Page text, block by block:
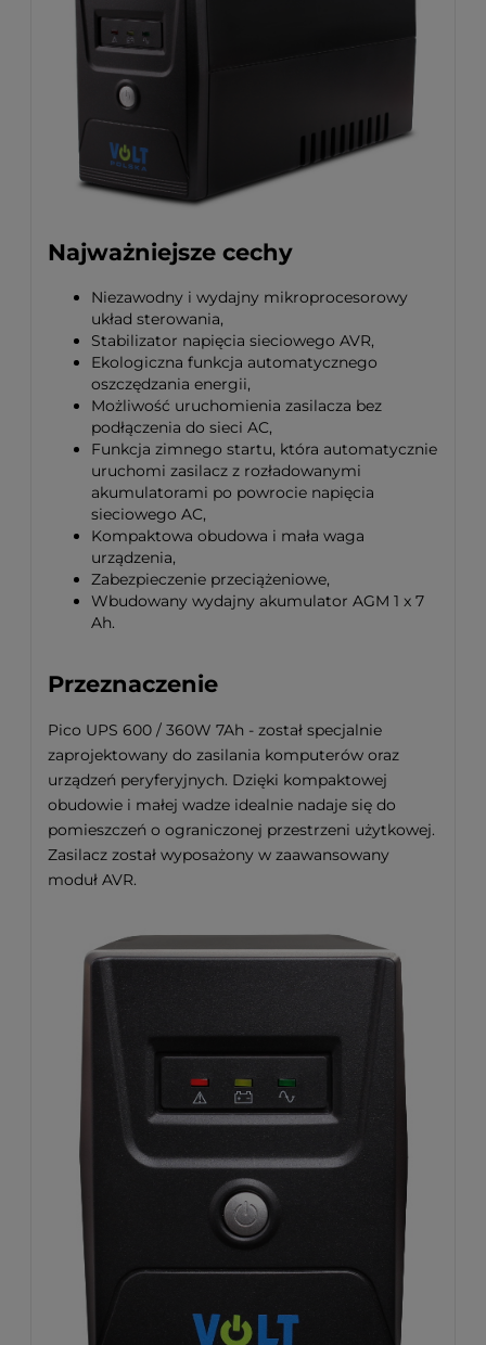
Najważniejsze cechy
Niezawodny i wydajny mikroprocesorowy
układ sterowania,
Stabilizator napięcia sieciowego AVR,
Ekologiczna funkcja automatycznego
oszczędzania energii,
Możliwość uruchomienia zasilacza bez
podłączenia do sieci AC,
Funkcja zimnego startu, która automatycznie
uruchomi zasilacz z rozładowanymi
akumulatorami po powrocie napięcia
sieciowego AC,
Kompaktowa obudowa i mała waga
urządzenia,
Zabezpieczenie przeciążeniowe,
Wbudowany wydajny akumulator AGM 1 x 7
Ah.
Przeznaczenie
Pico UPS 600 / 360W 7Ah - został specjalnie
zaprojektowany do zasilania komputerów oraz
urządzeń peryferyjnych. Dzięki kompaktowej
obudowie i małej wadze idealnie nadaje się do
pomieszczeń o ograniczonej przestrzeni użytkowej.
Zasilacz został wyposażony w zaawansowany
moduł AVR.